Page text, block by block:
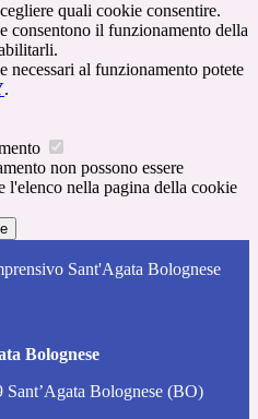
quali cookie consentire.
consentono il funzionamento della
necessari al funzionamento potete
.
non possono essere
l'elenco nella pagina della cookie
Sant'Agata Bolognese
Bolognese
Bolognese (BO)